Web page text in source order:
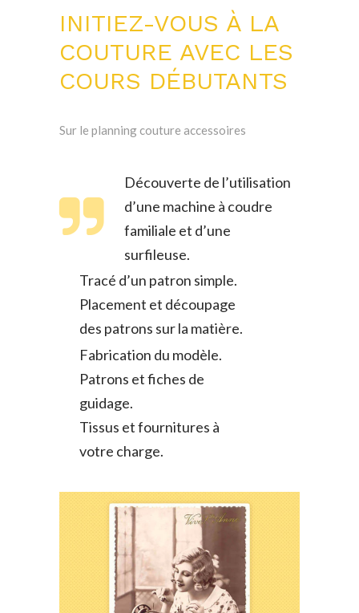
INITIEZ-VOUS À LA
COUTURE AVEC LES
COURS DÉBUTANTS
Sur le planning couture accessoires
Découverte de l’utilisation
d’une machine à coudre
familiale et d’une
surfileuse.
Tracé d’un patron simple.
Placement et découpage
des patrons sur la matière.
Fabrication du modèle.
Patrons et fiches de
guidage.
Tissus et fournitures à
votre charge.